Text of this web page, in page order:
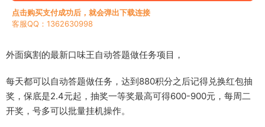
点击购买支付成功后，就会弹出下载连接
客服QQ：1362630998
外面疯割的最新口味王自动答题做任务项目，
每天都可以自动答题做任务，达到880积分之后记得兑换红包抽
奖，保底是2.4元起，抽奖一等奖最高可得600-900元，每周二
开奖，号多可以批量挂机操作。